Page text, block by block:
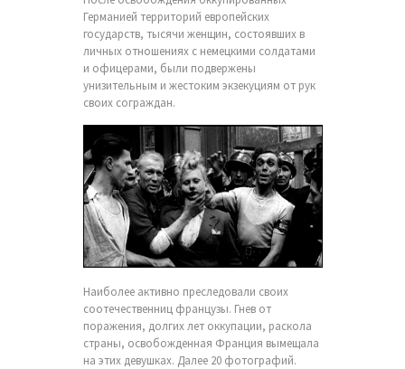
Германией территорий европейских
государств, тысячи женщин, состоявших в
личных отношениях с немецкими солдатами
и офицерами, были подвержены
унизительным и жестоким экзекуциям от рук
своих сограждан.
Наиболее активно преследовали своих
соотечественниц французы. Гнев от
поражения, долгих лет оккупации, раскола
страны, освобожденная Франция вымещала
на этих девушках. Далее 20 фотографий.